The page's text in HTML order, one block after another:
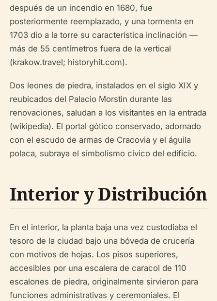
después de un incendio en 1680, fue
posteriormente reemplazado, y una tormenta en
1703 dio a la torre su característica inclinación —
más de 55 centímetros fuera de la vertical
(krakow.travel; historyhit.com).
Dos leones de piedra, instalados en el siglo XIX y
reubicados del Palacio Morstin durante las
renovaciones, saludan a los visitantes en la entrada
(wikipedia). El portal gótico conservado, adornado
con el escudo de armas de Cracovia y el águila
polaca, subraya el simbolismo cívico del edificio.
Interior y Distribución
En el interior, la planta baja una vez custodiaba el
tesoro de la ciudad bajo una bóveda de crucería
con motivos de hojas. Los pisos superiores,
accesibles por una escalera de caracol de 110
escalones de piedra, originalmente sirvieron para
funciones administrativas y ceremoniales. El